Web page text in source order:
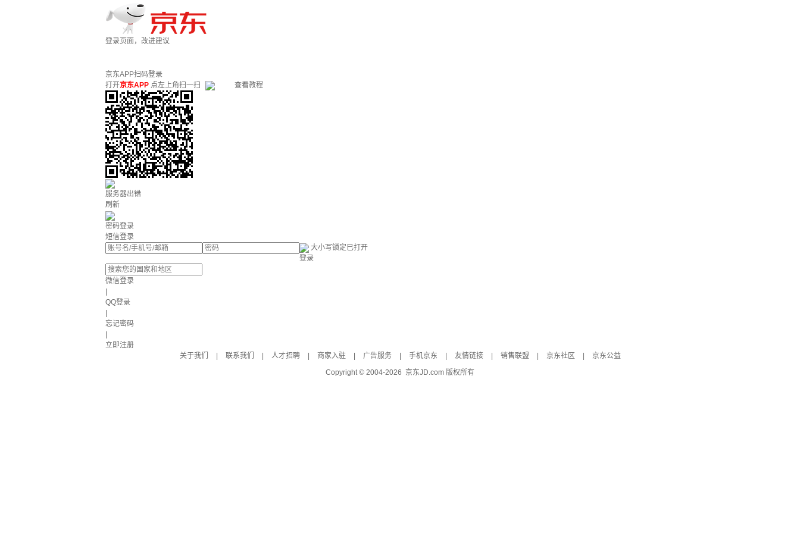
登录页面，改进建议
京东APP扫码登录
打开京东APP 点左上角扫一扫 查看教程
服务器出错
刷新
密码登录
短信登录
大小写锁定已打开
登录
微信登录
QQ登录
忘记密码
立即注册
关于我们
联系我们 人才招聘 商家入驻 广告服务 手机京东 友情链接 销售联盟 京东社区
京东公益
Copyright © 2004-2026 京东JD.com 版权所有